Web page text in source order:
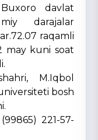
Buxoro davlat
darajalar
raqamli
may kuni soat
M.Iqbol
bosh
221-57-